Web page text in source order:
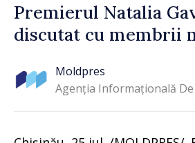
Premierul Natalia
discutat cu membrii
Moldpres
Agenția Informațională